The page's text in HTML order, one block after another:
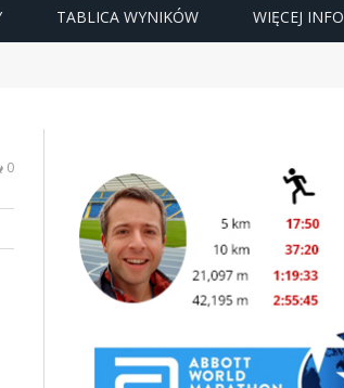
TABLICA WYNIKÓW WIĘCEJ INFO
0